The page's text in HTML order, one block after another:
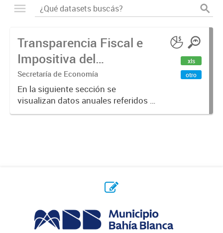
Transparencia Fiscal e
Impositiva del
Municipio. Año 2023
Secretaría de Economía
En la siguiente sección se
visualizan datos anuales referidos a
la transparencia fiscal e impositiva
xls
otro